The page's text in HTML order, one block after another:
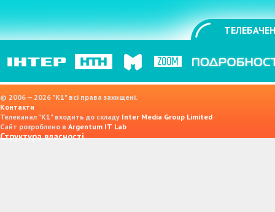
© 2006 — 2026 "K1" всі права захищені.
Контакти
Телеканал "К1" входить до складу Inter Media Group Limited
Сайт розроблено в Argentum IT Lab
Структура власності